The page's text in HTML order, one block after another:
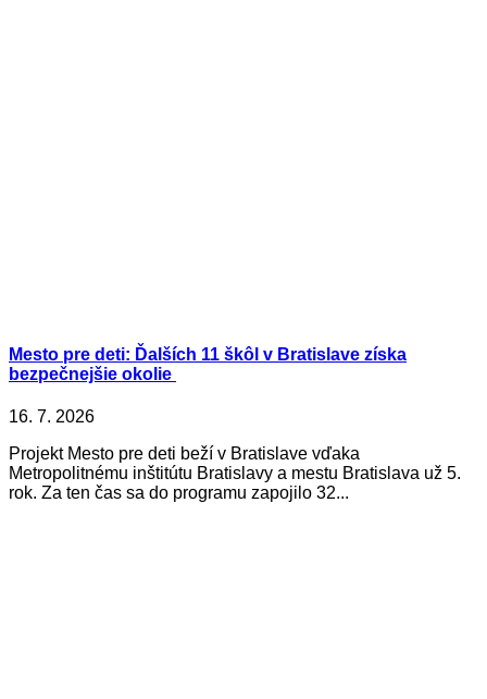
Mesto pre deti: Ďalších 11 škôl v Bratislave získa
bezpečnejšie okolie
16. 7. 2026
Projekt Mesto pre deti beží v Bratislave vďaka
Metropolitnému inštitútu Bratislavy a mestu Bratislava už 5.
rok. Za ten čas sa do programu zapojilo 32...